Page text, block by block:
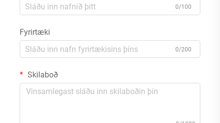
0/100
Fyrirtæki
0/200
Skilaboð